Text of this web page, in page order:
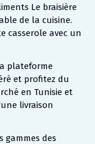
Le braisière
de la cuisine.
casserole avec un
plateforme
et profitez du
en Tunisie et
livraison
gammes des